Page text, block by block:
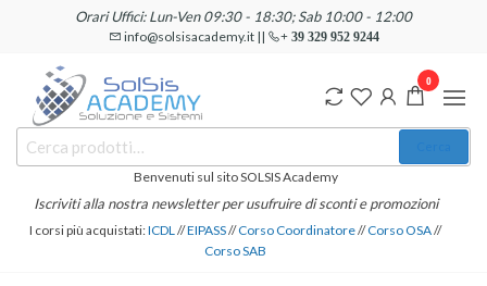
contenuto
Orari Uffici: Lun-Ven 09:30 - 18:30; Sab 10:00 - 12:00
info@solsisacademy.it || + 39 329 952 9244
SOLSIS
Academy
Corsi e
Certificazioni
Linguistiche
Benvenuti sul sito SOLSIS Academy
Iscriviti alla nostra newsletter per usufruire di sconti e promozioni
I corsi più acquistati:ICDL//EIPASS//Corso Coordinatore//Corso OSA//
Corso SAB
0